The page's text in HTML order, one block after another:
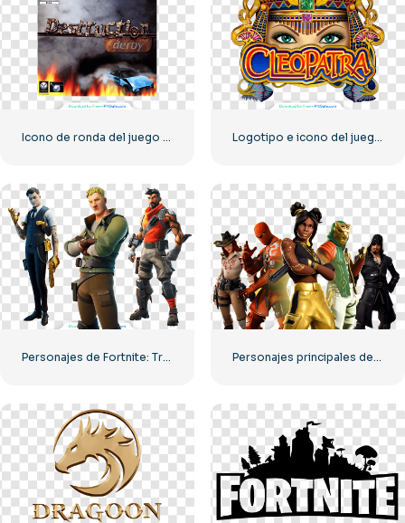
Icono de ronda del juego Destruction Derby para PS1, PNG gratis Logotipo e icono del juego de tragamonedas Cleopatra PNG gratis
Personajes de Fortnite: Tres héroes en una imagen PNG gratis Personajes principales de Fortnite listos para la batalla – Descarga PNG gratuita